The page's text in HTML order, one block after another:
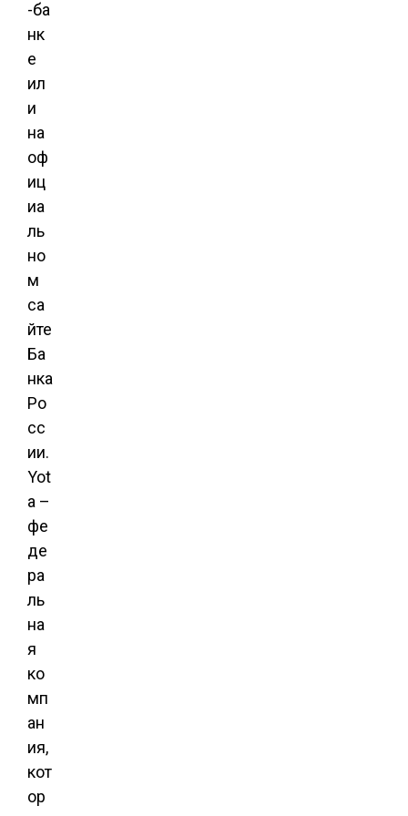
-ба
нк
е
ил
и
на
оф
иц
иа
ль
но
м
са
йте
Ба
нка
Ро
сс
ии.
Yot
a –
фе
де
ра
ль
на
я
ко
мп
ан
ия,
кот
ор